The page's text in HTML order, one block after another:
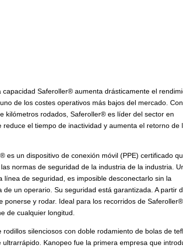
capacidad Saferoller® aumenta drásticamente el
de los costes operativos más bajos del mercado. Con
kilómetros rodados, Saferoller® es líder del sector en
reduce el tiempo de inactividad y aumenta el retorno de
es un dispositivo de conexión móvil (PPE) certificado
normas de seguridad de la industriade la industria.
línea de seguridad, es imposible desconectarlo sin la
de un operario. Su seguridad está garantizada. A partir
ponerse y rodar. Ideal para los recorridos de Saferoller®
de cualquier longitud.
rodillos silenciosos con doble rodamiento de bolas de
ultrarrápido. Kanopeo fue la primera empresa que